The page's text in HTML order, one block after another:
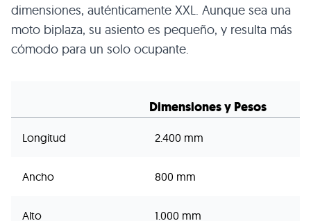
dimensiones, auténticamente XXL. Aunque sea una
moto biplaza, su asiento es pequeño, y resulta más
cómodo para un solo ocupante.
Dimensiones y Pesos
Longitud 2.400 mm
Ancho 800 mm
Alto 1.000 mm